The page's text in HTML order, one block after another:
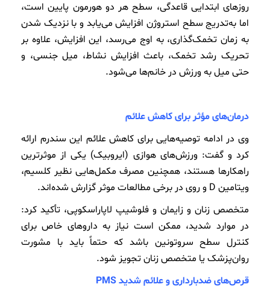
روزهای ابتدایی قاعدگی، سطح هر دو هورمون پایین است،
اما به‌تدریج سطح استروژن افزایش می‌یابد و با نزدیک شدن
به زمان تخمک‌گذاری، به اوج می‌رسد، این افزایش، علاوه‌ بر
تحریک رشد تخمک، باعث افزایش نشاط، میل جنسی، و
حتی میل به ورزش در خانم‌ها می‌شود.
درمان‌های مؤثر برای کاهش علائم
وی در ادامه توصیه‌هایی برای کاهش علائم این سندرم ارائه
کرد و گفت: ورزش‌های هوازی (ایروبیک) یکی از موثرترین
راهکارها هستند، همچنین مصرف مکمل‌هایی نظیر کلسیم،
ویتامین D و روی در برخی مطالعات موثر گزارش شده‌اند.
متخصص زنان و زایمان و فلوشیپ لاپاراسکوپی، تأکید کرد:
در موارد شدید، ممکن است نیاز به داروهای خاص برای
کنترل سطح سروتونین باشد که حتماً باید با مشورت
روان‌پزشک یا متخصص زنان تجویز شود.
قرص‌های ضدبارداری و علائم شدید PMS